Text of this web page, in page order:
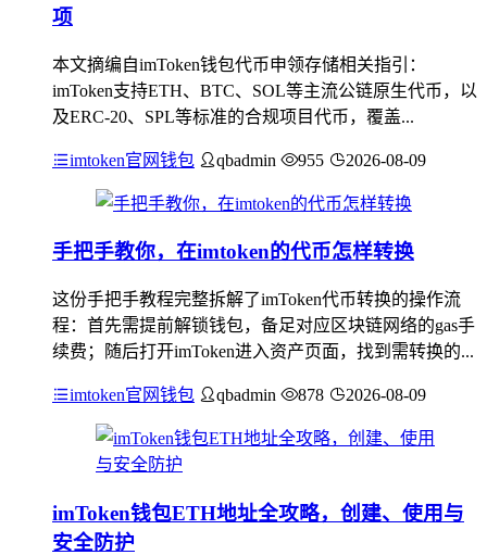
项
本文摘编自imToken钱包代币申领存储相关指引：
imToken支持ETH、BTC、SOL等主流公链原生代币，以
及ERC-20、SPL等标准的合规项目代币，覆盖...
imtoken官网钱包 qbadmin 955 2026-08-09
手把手教你，在imtoken的代币怎样转换
这份手把手教程完整拆解了imToken代币转换的操作流
程：首先需提前解锁钱包，备足对应区块链网络的gas手
续费；随后打开imToken进入资产页面，找到需转换的...
imtoken官网钱包 qbadmin 878 2026-08-09
imToken钱包ETH地址全攻略，创建、使用与
安全防护